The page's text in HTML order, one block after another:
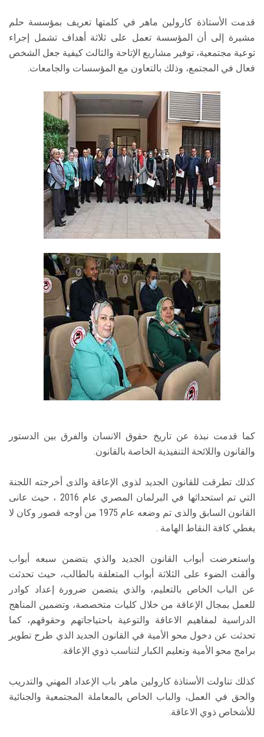
قدمت الأستاذة كارولين ماهر في كلمتها تعريف بمؤسسة حلم
مشيرة إلى أن المؤسسة تعمل على ثلاثة أهداف تشمل إجراء
توعية مجتمعية، توفير مشاريع الإتاحة والثالث كيفية جعل الشخص
فعال في المجتمع، وذلك بالتعاون مع المؤسسات والجامعات.
كما قدمت نبذة عن تاريخ حقوق الانسان والفرق بين الدستور
والقانون واللائحة التنفيذية الخاصة بالقانون.
كذلك تطرقت للقانون الجديد لذوى الإعاقة والذى أخرجته اللجنة
التي تم استحداثها في البرلمان المصري عام 2016 ، حيث عانى
القانون السابق والذى تم وضعه عام 1975 من أوجه قصور وكان لا
يغطي كافة النقاط الهامة .
واستعرضت أبواب القانون الجديد والذي يتضمن سبعه أبواب
وألقت الضوء على الثلاثة أبواب المتعلقة بالطالب، حيث تحدثت
عن الباب الخاص بالتعليم، والذي يتضمن ضرورة إعداد كوادر
للعمل بمجال الإعاقة من خلال كليات متخصصة، وتضمين المناهج
الدراسية لمفاهيم الاعاقة والتوعية باحتياجاتهم وحقوقهم، كما
تحدثت عن دخول محو الأمية في القانون الجديد الذي طرح تطوير
برامج محو الأمية وتعليم الكبار لتناسب ذوي الإعاقة.
كذلك تناولت الأستاذة كارولين ماهر باب الإعداد المهني والتدريب
والحق في العمل، والباب الخاص بالمعاملة المجتمعية والجنائية
للأشخاص ذوي الاعاقة.